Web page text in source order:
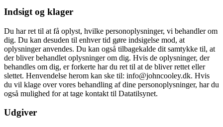
Indsigt og klager
Du har ret til at få oplyst, hvilke personoplysninger, vi behandler om
dig. Du kan desuden til enhver tid gøre indsigelse mod, at
oplysninger anvendes. Du kan også tilbagekalde dit samtykke til, at
der bliver behandlet oplysninger om dig. Hvis de oplysninger, der
behandles om dig, er forkerte har du ret til at de bliver rettet eller
slettet. Henvendelse herom kan ske til: info@johncooley.dk. Hvis
du vil klage over vores behandling af dine personoplysninger, har du
også mulighed for at tage kontakt til Datatilsynet.
Udgiver